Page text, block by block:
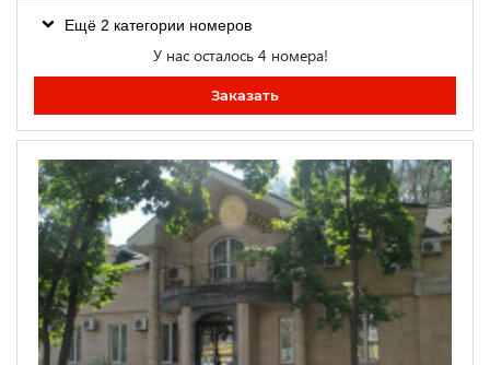
Ещё 2 категории номеров
У нас осталось 4 номера!
Заказать